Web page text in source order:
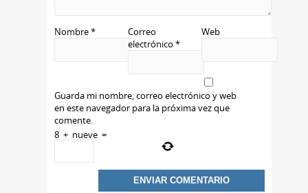
Nombre*
Correo
electrónico*
Web
Guarda mi nombre, correo electrónico y web
en este navegador para la próxima vez que
comente.
8 + nueve =